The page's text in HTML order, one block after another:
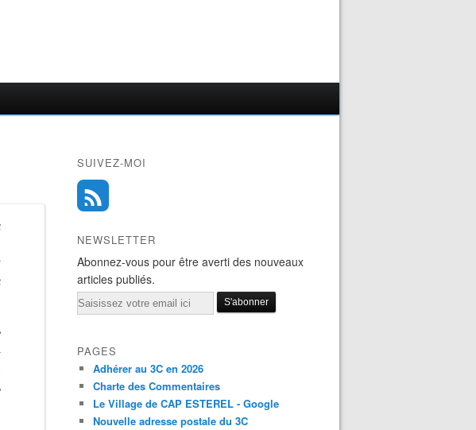
SUIVEZ-MOI
NEWSLETTER
Abonnez-vous pour être averti des nouveaux
articles publiés.
Email
PAGES
Adhérer au 3C en 2026
Charte des Commentaires
Le Village de CAP ESTEREL - Google
Nouvelle adresse postale du 3C